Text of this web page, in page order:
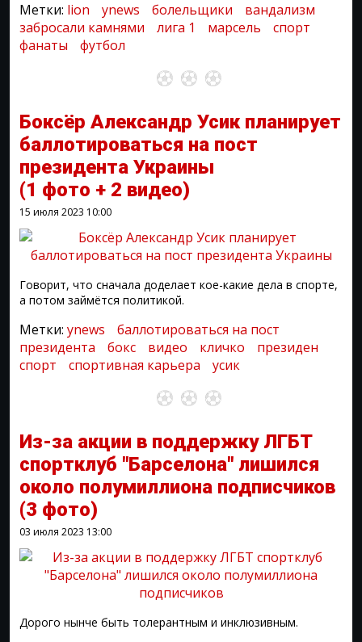
Метки: lion ynews болельщики
вандализм
забросали камнями
лига 1 марсель
спорт
фанаты
футбол
Боксёр Александр Усик планирует
баллотироваться на пост
президента Украины
(1 фото + 2 видео)
15 июля 2023 10:00
Говорит, что сначала доделает кое-какие дела в спорте,
а потом займётся политикой.
Метки: ynews
баллотироваться на пост
президента
бокс видео кличко
президен
спорт
спортивная карьера усик
Из-за акции в поддержку ЛГБТ
спортклуб "Барселона" лишился
около полумиллиона подписчиков
(3 фото)
03 июля 2023 13:00
Дорого нынче быть толерантным и инклюзивным.